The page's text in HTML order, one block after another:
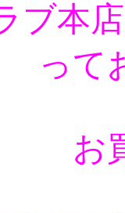
ブ本
って
お